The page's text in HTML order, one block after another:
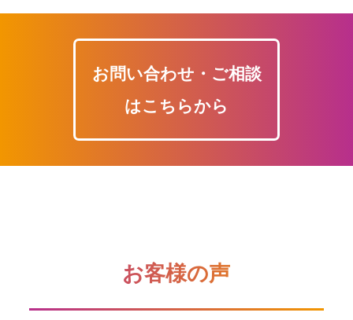
お問い合わせ・ご相談
はこちらから
お客様の声